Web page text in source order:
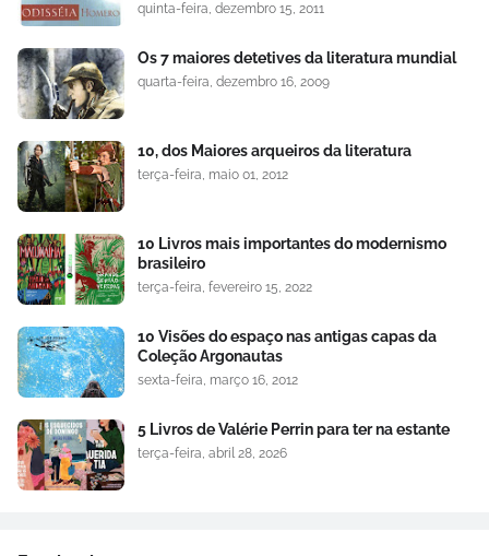
quinta-feira, dezembro 15, 2011
Os 7 maiores detetives da literatura mundial
quarta-feira, dezembro 16, 2009
10, dos Maiores arqueiros da literatura
terça-feira, maio 01, 2012
10 Livros mais importantes do modernismo
brasileiro
terça-feira, fevereiro 15, 2022
10 Visões do espaço nas antigas capas da
Coleção Argonautas
sexta-feira, março 16, 2012
5 Livros de Valérie Perrin para ter na estante
terça-feira, abril 28, 2026